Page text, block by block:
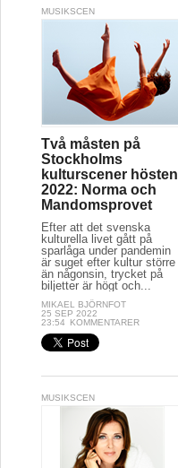
MUSIKSCEN
Två måsten på
Stockholms
kulturscener hösten
2022: Norma och
Mandomsprovet
Efter att det svenska
kulturella livet gått på
sparlåga under pandemin
är suget efter kultur större
än någonsin, trycket på
biljetter är högt och...
MIKAEL BJÖRNFOT
25 SEP 2022
23:54
KOMMENTARER
MUSIKSCEN